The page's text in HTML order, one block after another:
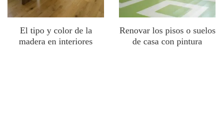
El tipo y color de la
madera en interiores
Renovar los pisos o suelos
de casa con pintura